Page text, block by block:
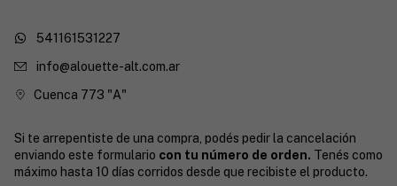
541161531227
info@alouette-alt.com.ar
Cuenca 773 "A"
Si te arrepentiste de una compra, podés pedir la cancelación
enviando este formulario con tu número de orden. Tenés como
máximo hasta 10 días corridos desde que recibiste el producto.